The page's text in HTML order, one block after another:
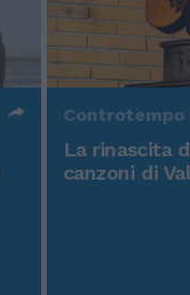
Controtempo
La rinascita
canzoni di